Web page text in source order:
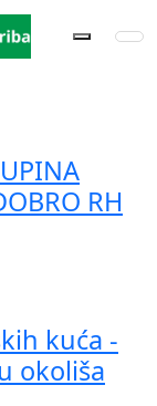
RH
kuća -
okoliša